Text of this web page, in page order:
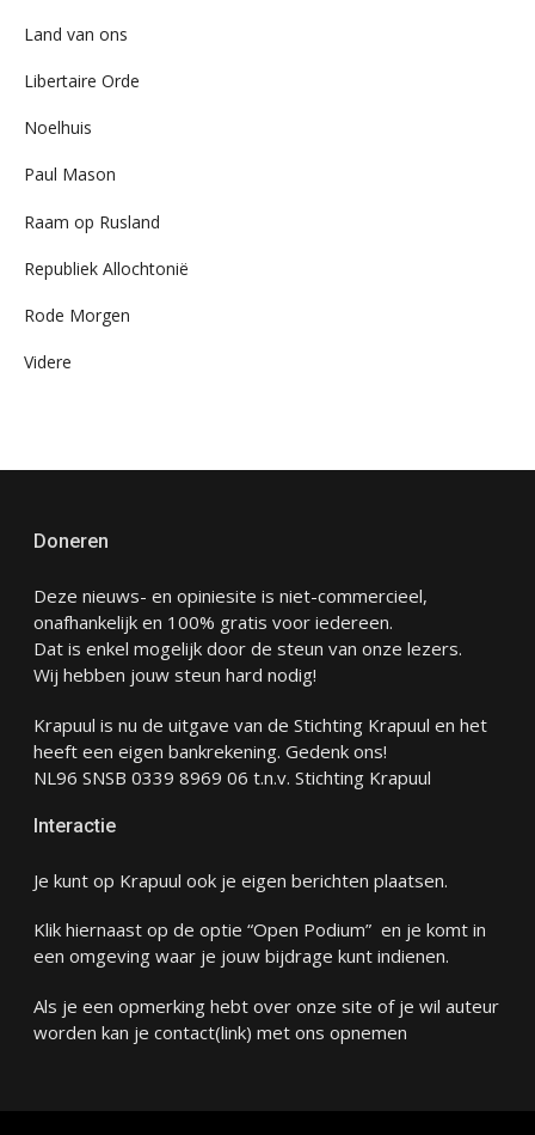
Land van ons
Libertaire Orde
Noelhuis
Paul Mason
Raam op Rusland
Republiek Allochtonië
Rode Morgen
Videre
Doneren
Deze nieuws- en opiniesite is niet-commercieel,
onafhankelijk en 100% gratis voor iedereen.
Dat is enkel mogelijk door de steun van onze lezers.
Wij hebben jouw steun hard nodig!
Krapuul is nu de uitgave van de Stichting Krapuul en het
heeft een eigen bankrekening. Gedenk ons!
NL96 SNSB 0339 8969 06 t.n.v. Stichting Krapuul
Interactie
Je kunt op Krapuul ook je eigen berichten plaatsen.
Klik hiernaast op de optie “Open Podium” en je komt in
een omgeving waar je jouw bijdrage kunt indienen.
Als je een opmerking hebt over onze site of je wil auteur
worden kan je contact(link) met ons opnemen